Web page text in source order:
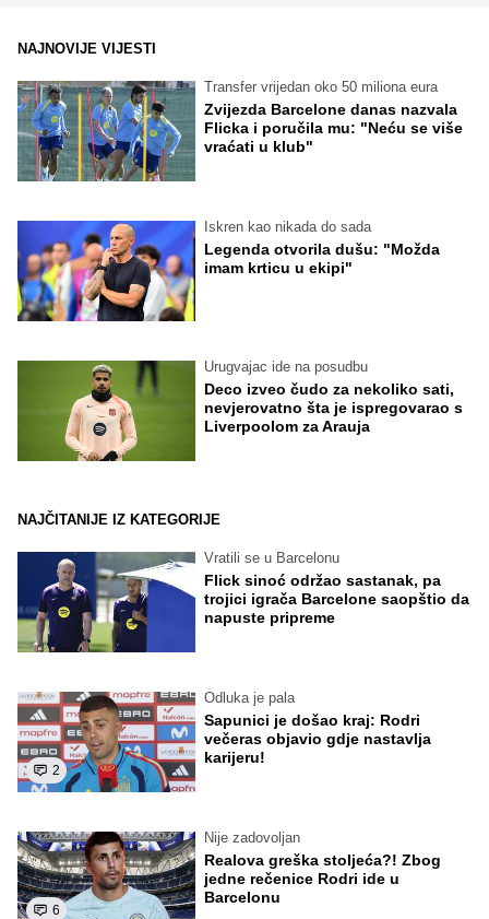
NAJNOVIJE VIJESTI
Transfer vrijedan oko 50 miliona eura
Zvijezda Barcelone danas nazvala
Flicka i poručila mu: "Neću se više
vraćati u klub"
Iskren kao nikada do sada
Legenda otvorila dušu: "Možda
imam krticu u ekipi"
Urugvajac ide na posudbu
Deco izveo čudo za nekoliko sati,
nevjerovatno šta je ispregovarao s
Liverpoolom za Arauja
NAJČITANIJE IZ KATEGORIJE
Vratili se u Barcelonu
Flick sinoć održao sastanak, pa
trojici igrača Barcelone saopštio da
napuste pripreme
2
Odluka je pala
Sapunici je došao kraj: Rodri
večeras objavio gdje nastavlja
karijeru!
6
Nije zadovoljan
Realova greška stoljeća?! Zbog
jedne rečenice Rodri ide u
Barcelonu